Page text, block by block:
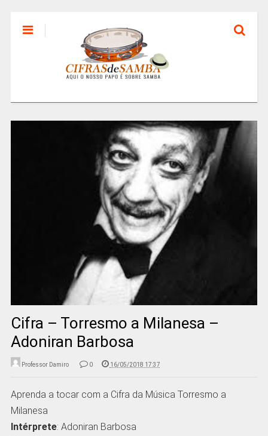
Cifra – Torresmo a Milanesa –
Adoniran Barbosa
Professor Damiro 0 16/05/2018 17:37
Aprenda a tocar com a Cifra da Música Torresmo a
Milanesa
Intérprete: Adoniran Barbosa